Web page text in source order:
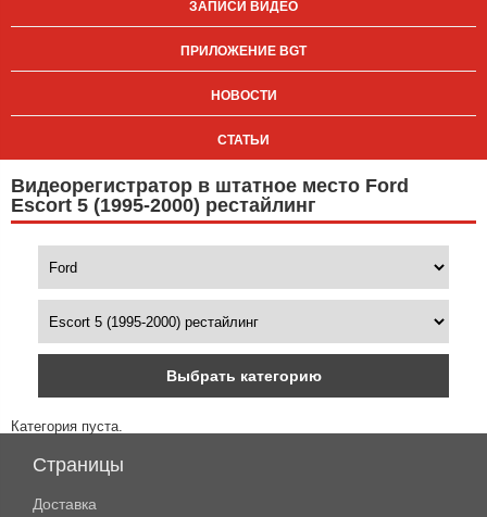
ЗАПИСИ ВИДЕО
ПРИЛОЖЕНИЕ BGT
НОВОСТИ
СТАТЬИ
Видеорегистратор в штатное место Ford
Escort 5 (1995-2000) рестайлинг
Выбрать категорию
Категория пуста.
Страницы
Доставка